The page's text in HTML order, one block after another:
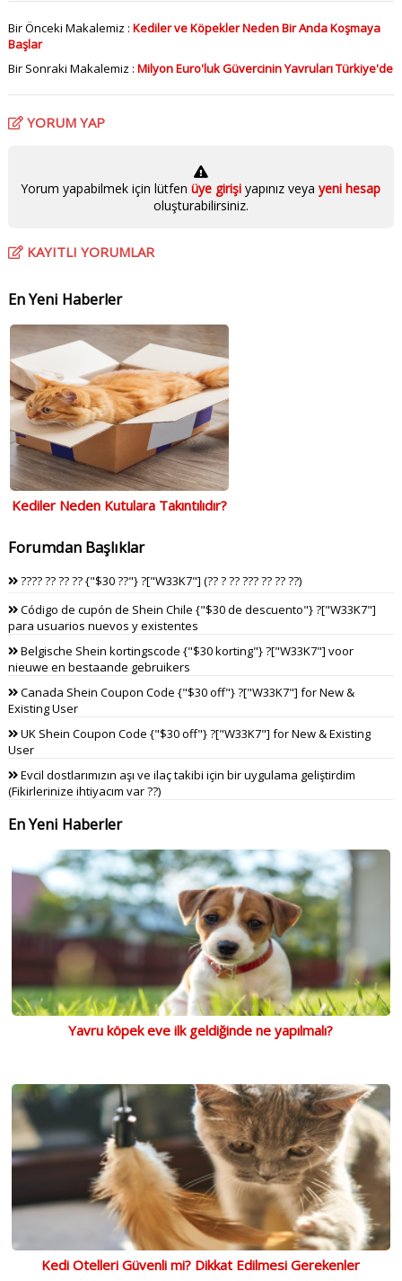
Bir Önceki Makalemiz : Kediler ve Köpekler Neden Bir Anda Koşmaya
Başlar
Bir Sonraki Makalemiz : Milyon Euro'luk Güvercinin Yavruları Türkiye'de
YORUM YAP
Yorum yapabilmek için lütfenüye girişiyapınız veya yeni hesap
oluşturabilirsiniz.
KAYITLI YORUMLAR
En Yeni Haberler
Kediler Neden Kutulara Takıntılıdır?
Forumdan Başlıklar
???? ?? ?? ?? {"$30 ??"} ?["W33K7"] (?? ? ?? ??? ?? ?? ??)
Código de cupón de Shein Chile {"$30 de descuento"} ?["W33K7"]
para usuarios nuevos y existentes
Belgische Shein kortingscode {"$30 korting"} ?["W33K7"] voor
nieuwe en bestaande gebruikers
Canada Shein Coupon Code {"$30 off"} ?["W33K7"] for New &
Existing User
UK Shein Coupon Code {"$30 off"} ?["W33K7"] for New & Existing
User
Evcil dostlarımızın aşı ve ilaç takibi için bir uygulama geliştirdim
(Fikirlerinize ihtiyacım var ??)
En Yeni Haberler
Yavru köpek eve ilk geldiğinde ne yapılmalı?
Kedi Otelleri Güvenli mi? Dikkat Edilmesi Gerekenler